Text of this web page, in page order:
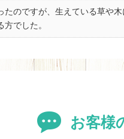
たのですが、生えている草や
でした。
お客様